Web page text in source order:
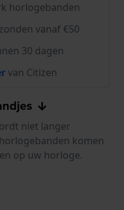
horlogebanden
vanaf €50
30 dagen
van Citizen
niet langer
komen
op uw horloge.